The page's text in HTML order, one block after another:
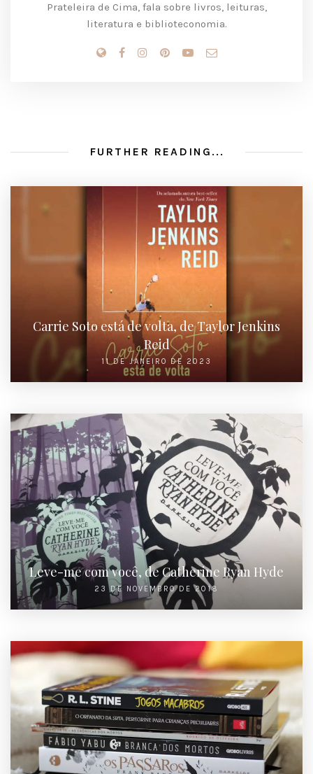
Prateleira de Cima, fala sobre livros, leituras,
literatura e biblioteconomia.
FURTHER READING...
Carrie Soto está de volta, de Taylor Jenkins
Reid
11 DE JANEIRO DE 2023
Leve-me com você, de Catherine Ryan Hyde
23 DE NOVEMBRO DE 2018